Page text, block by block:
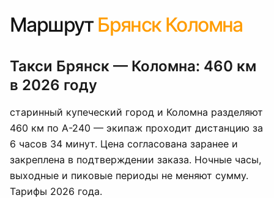
Маршрут Брянск Коломна
Такси Брянск — Коломна: 460 км
в 2026 году
старинный купеческий город и Коломна разделяют
460 км по А-240 — экипаж проходит дистанцию за
6 часов 34 минут. Цена согласована заранее и
закреплена в подтверждении заказа. Ночные часы,
выходные и пиковые периоды не меняют сумму.
Тарифы 2026 года.